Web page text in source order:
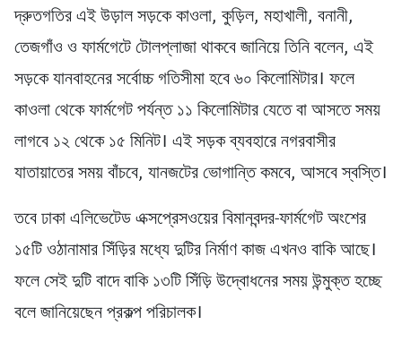
দ্রুতগতির এই উড়াল সড়কে কাওলা, কুড়িল, মহাখালী, বনানী,
তেজগাঁও ও ফার্মগেটে টোলপ্লাজা থাকবে জানিয়ে তিনি বলেন, এই
সড়কে যানবাহনের সর্বোচ্চ গতিসীমা হবে ৬০ কিলোমিটার। ফলে
কাওলা থেকে ফার্মগেট পর্যন্ত ১১ কিলোমিটার যেতে বা আসতে সময়
লাগবে ১২ থেকে ১৫ মিনিট। এই সড়ক ব্যবহারে নগরবাসীর
যাতায়াতের সময় বাঁচবে, যানজটের ভোগান্তি কমবে, আসবে স্বস্তি।
তবে ঢাকা এলিভেটেড এক্সপ্রেসওয়ের বিমানবন্দর-ফার্মগেট অংশের
১৫টি ওঠানামার সিঁড়ির মধ্যে দুটির নির্মাণ কাজ এখনও বাকি আছে।
ফলে সেই দুটি বাদে বাকি ১৩টি সিঁড়ি উদ্বোধনের সময় উন্মুক্ত হচ্ছে
বলে জানিয়েছেন প্রকল্প পরিচালক।